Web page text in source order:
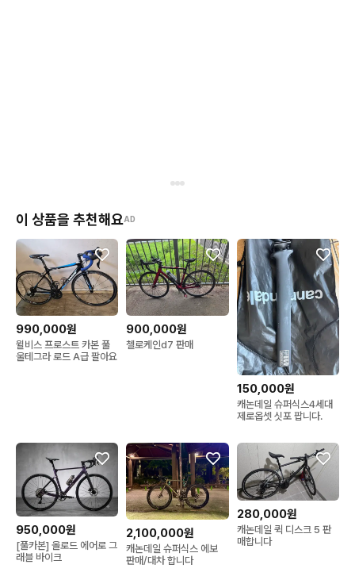
이 상품을 추천해요AD
990,000원
윌비스 프로스트 카본 풀
울테그라 로드 A급 팔아요
900,000원
첼로케인d7 판매
150,000원
캐논데일 슈퍼식스4세대
제로옵셋 싯포 팝니다.
950,000원
[풀카본] 올로드 에어로 그
래블 바이크
2,100,000원
캐논데일 슈퍼식스 에보
판매/대차 합니다
280,000원
캐논데일 퀵 디스크 5 판
매합니다